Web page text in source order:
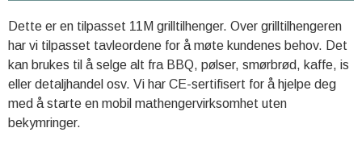
Dette er en tilpasset 11M grilltilhenger. Over grilltilhengeren
har vi tilpasset tavleordene for å møte kundenes behov. Det
kan brukes til å selge alt fra BBQ, pølser, smørbrød, kaffe, is
eller detaljhandel osv. Vi har CE-sertifisert for å hjelpe deg
med å starte en mobil mathengervirksomhet uten
bekymringer.